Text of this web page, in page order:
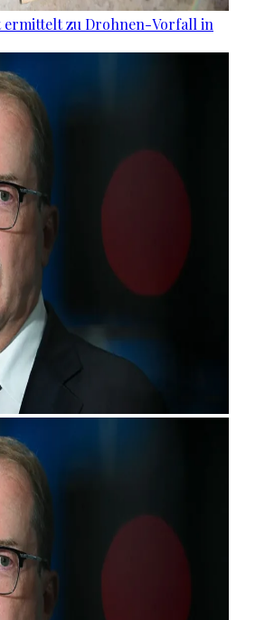
ermittelt zu Drohnen-Vorfall in